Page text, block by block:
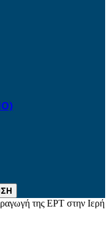
της ΕΡΤ στην Ιερή